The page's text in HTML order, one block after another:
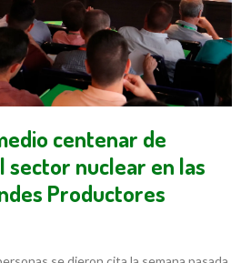
centenar de
sector nuclear en las
Productores